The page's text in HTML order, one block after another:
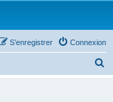
Connexion
S’enregistrer